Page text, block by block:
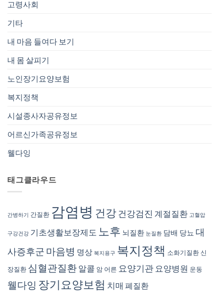
고령사회
기타
내 마음 들여다 보기
내 몸 살피기
노인장기요양보험
복지정책
시설종사자공유정보
어르신가족공유정보
웰다잉
태그클라우드
간병하기 간질환 감염병 건강 건강검진 계절질환 고혈압
구강건강 기초생활보장제도 노후 뇌질환 눈질환 담배 당뇨 대
사증후군 마음병 명상 복지용구 복지정책 소화기질환 신
장질환 심혈관질환알콜 암 어른 요양기관 요양병원 운동
웰다잉 장기요양보험 치매 폐질환